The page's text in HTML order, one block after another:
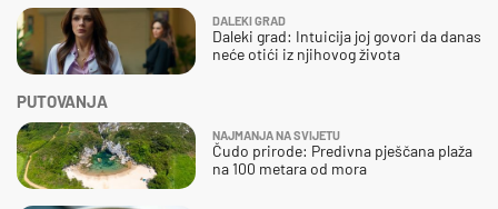
DALEKI GRAD
Daleki grad: Intuicija joj govori da danas
neće otići iz njihovog života
PUTOVANJA
NAJMANJA NA SVIJETU
Čudo prirode: Predivna pješčana plaža
na 100 metara od mora